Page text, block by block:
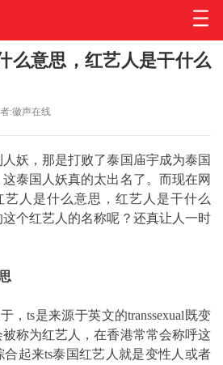
么意思，红艺人是干什么
:徽声在线
妖，那是打败了泰国庙宇成为泰国
泰国人妖真的太出名了。而现在网
艺人是什么意思，红艺人是干什么
个红艺人的名称呢？还真让人一时
，ts是来源于英文的transsexual既变
称为红艺人，在香港常常会称呼这
起来ts泰国红艺人就是变性人或者